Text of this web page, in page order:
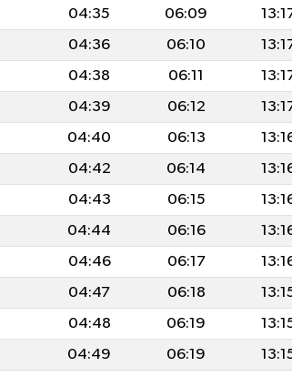
04:35 06:09
04:36 06:10
04:38 06:11
04:39 06:12
04:40 06:13
04:42 06:14
04:43 06:15
04:44 06:16
04:46 06:17
04:47 06:18
04:48 06:19
04:49 06:19